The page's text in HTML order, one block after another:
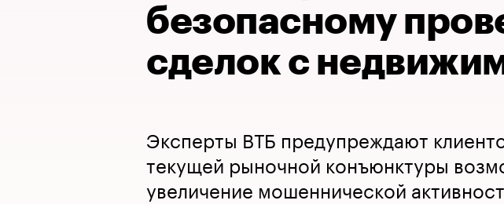
безопасному
сделок с
Эксперты ВТБ предупреждают
текущей рыночной конъюнктуры
увеличение мошеннической